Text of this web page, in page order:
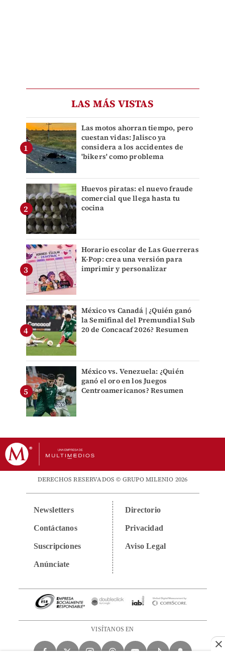
LAS MÁS VISTAS
Las motos ahorran tiempo, pero
cuestan vidas: Jalisco ya
considera a los accidentes de
'bikers' como problema
Huevos piratas: el nuevo fraude
comercial que llega hasta tu
cocina
Horario escolar de Las Guerreras
K-Pop: crea una versión para
imprimir y personalizar
México vs Canadá | ¿Quién ganó
la Semifinal del Premundial Sub
20 de Concacaf 2026? Resumen
México vs. Venezuela: ¿Quién
ganó el oro en los Juegos
Centroamericanos? Resumen
DERECHOS RESERVADOS © GRUPO MILENIO 2026
Newsletters
Contáctanos
Suscripciones
Anúnciate
Directorio
Privacidad
Aviso Legal
VISÍTANOS EN